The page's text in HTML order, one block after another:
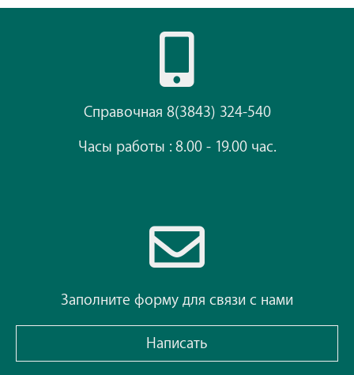
Справочная 8(3843) 324-540
Часы работы : 8.00 - 19.00 час.
Заполните форму для связи с нами
Написать